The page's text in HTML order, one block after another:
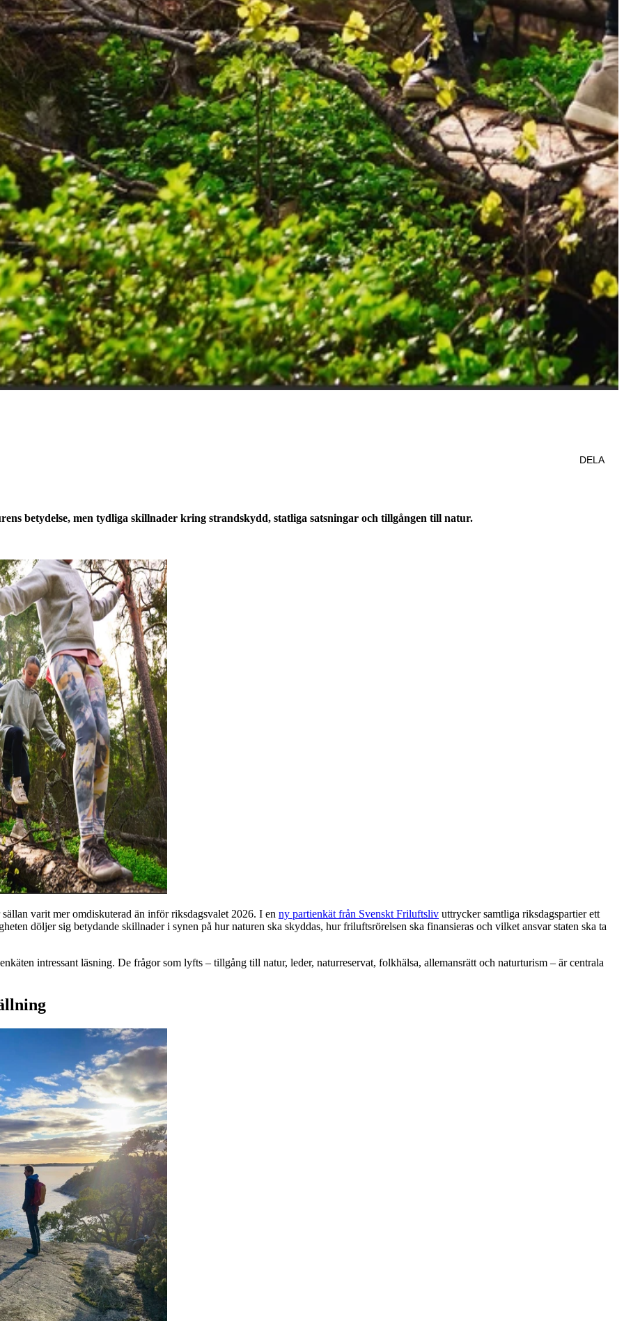
DELA
betydelse, men tydliga skillnader kring strandskydd, statliga satsningar och tillgången till natur.
varit mer omdiskuterad än inför riksdagsvalet 2026. I en ny partienkät från Svenskt Friluftsliv uttrycker samtliga riksdagspartier ett
döljer sig betydande skillnader i synen på hur naturen ska skyddas, hur friluftsrörelsen ska finansieras och vilket ansvar staten ska ta
intressant läsning. De frågor som lyfts – tillgång till natur, leder, naturreservat, folkhälsa, allemansrätt och naturturism – är centrala